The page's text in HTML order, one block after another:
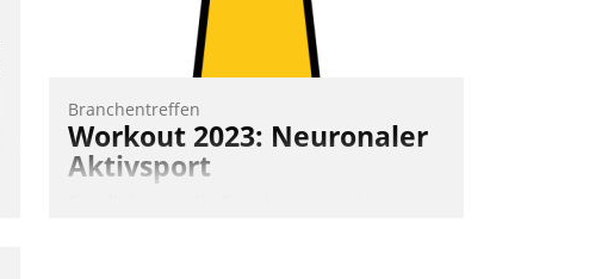
Branchentreffen
Workout 2023: Neuronaler
Aktivsport